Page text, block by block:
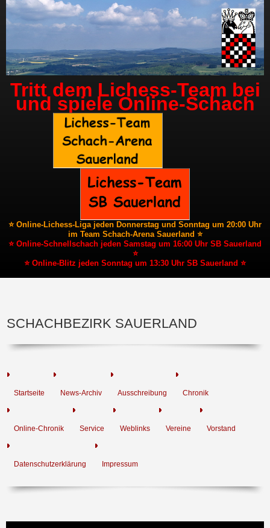
Tritt dem Lichess-Team bei
und spiele Online-Schach
⭐ Online-Lichess-Liga jeden Donnerstag und Sonntag um 20:00 Uhr
im Team Schach-Arena Sauerland ⭐
⭐ Online-Schnellschach jeden Samstag um 16:00 Uhr SB Sauerland
⭐
⭐ Online-Blitz jeden Sonntag um 13:30 Uhr SB Sauerland ⭐
SCHACHBEZIRK SAUERLAND
Startseite News-Archiv Ausschreibung Chronik
Online-Chronik Service Weblinks Vereine Vorstand
Datenschutzerklärung Impressum